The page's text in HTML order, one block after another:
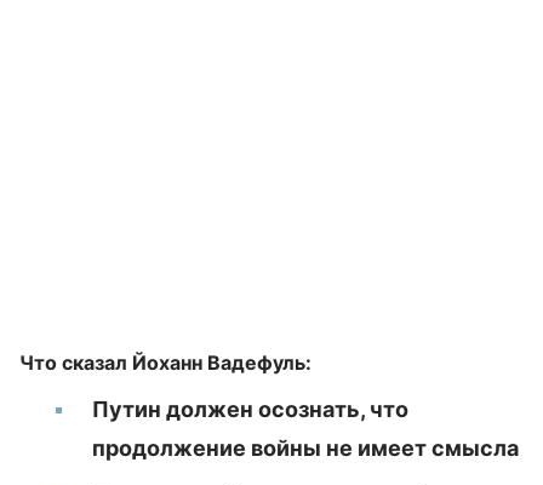
Что сказал Йоханн Вадефуль:
Путин должен осознать, что
продолжение войны не имеет смысла